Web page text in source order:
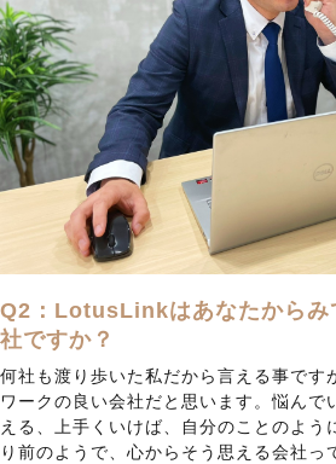
Q2：LotusLinkはあなたからみ
社ですか？
何社も渡り歩いた私だから言える事です
ワークの良い会社だと思います。悩んで
える、上手くいけば、自分のことのよう
り前のようで、心からそう思える会社っ